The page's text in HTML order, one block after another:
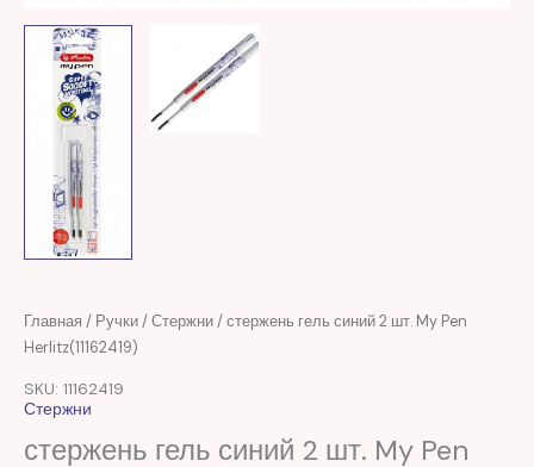
Главная / Ручки/Стержни/ стержень гель синий 2 шт. My Pen
Herlitz(11162419)
SKU: 11162419
Стержни
стержень гель синий 2 шт. My Pen
Первоначальная
Текущая
Количество
товара
гель
синий
2